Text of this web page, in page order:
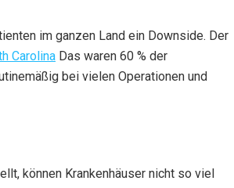
im ganzen Land ein Downside. Der
Carolina Das waren 60 % der
bei vielen Operationen und
können Krankenhäuser nicht so viel